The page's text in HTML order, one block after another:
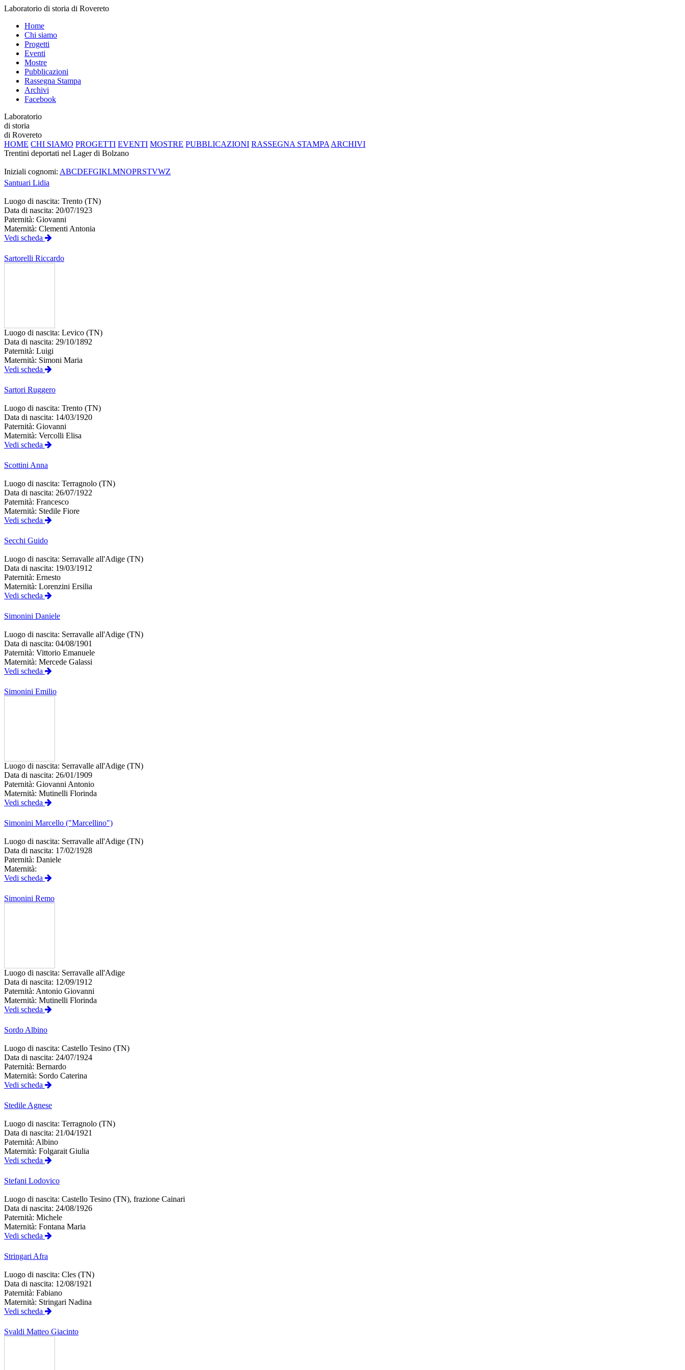
Laboratorio di storia di Rovereto
Home
Chi siamo
Progetti
Eventi
Mostre
Pubblicazioni
Rassegna Stampa
Archivi
Facebook
Laboratorio
di storia
di Rovereto
HOME CHI SIAMO PROGETTI EVENTI MOSTRE PUBBLICAZIONI RASSEGNA STAMPA ARCHIVI
Trentini deportati nel Lager di Bolzano
Iniziali cognomi: ABCDEFGIKLMNOPRSTVWZ
Santuari Lidia
Luogo di nascita: Trento (TN)
Data di nascita: 20/07/1923
Paternità: Giovanni
Maternità: Clementi Antonia
Vedi scheda
Sartorelli Riccardo
Luogo di nascita: Levico (TN)
Data di nascita: 29/10/1892
Paternità: Luigi
Maternità: Simoni Maria
Vedi scheda
Sartori Ruggero
Luogo di nascita: Trento (TN)
Data di nascita: 14/03/1920
Paternità: Giovanni
Maternità: Vercolli Elisa
Vedi scheda
Scottini Anna
Luogo di nascita: Terragnolo (TN)
Data di nascita: 26/07/1922
Paternità: Francesco
Maternità: Stedile Fiore
Vedi scheda
Secchi Guido
Luogo di nascita: Serravalle all'Adige (TN)
Data di nascita: 19/03/1912
Paternità: Ernesto
Maternità: Lorenzini Ersilia
Vedi scheda
Simonini Daniele
Luogo di nascita: Serravalle all'Adige (TN)
Data di nascita: 04/08/1901
Paternità: Vittorio Emanuele
Maternità: Mercede Galassi
Vedi scheda
Simonini Emilio
Luogo di nascita: Serravalle all'Adige (TN)
Data di nascita: 26/01/1909
Paternità: Giovanni Antonio
Maternità: Mutinelli Florinda
Vedi scheda
Simonini Marcello ("Marcellino")
Luogo di nascita: Serravalle all'Adige (TN)
Data di nascita: 17/02/1928
Paternità: Daniele
Maternità:
Vedi scheda
Simonini Remo
Luogo di nascita: Serravalle all'Adige
Data di nascita: 12/09/1912
Paternità: Antonio Giovanni
Maternità: Mutinelli Florinda
Vedi scheda
Sordo Albino
Luogo di nascita: Castello Tesino (TN)
Data di nascita: 24/07/1924
Paternità: Bernardo
Maternità: Sordo Caterina
Vedi scheda
Stedile Agnese
Luogo di nascita: Terragnolo (TN)
Data di nascita: 21/04/1921
Paternità: Albino
Maternità: Folgarait Giulia
Vedi scheda
Stefani Lodovico
Luogo di nascita: Castello Tesino (TN), frazione Cainari
Data di nascita: 24/08/1926
Paternità: Michele
Maternità: Fontana Maria
Vedi scheda
Stringari Afra
Luogo di nascita: Cles (TN)
Data di nascita: 12/08/1921
Paternità: Fabiano
Maternità: Stringari Nadina
Vedi scheda
Svaldi Matteo Giacinto